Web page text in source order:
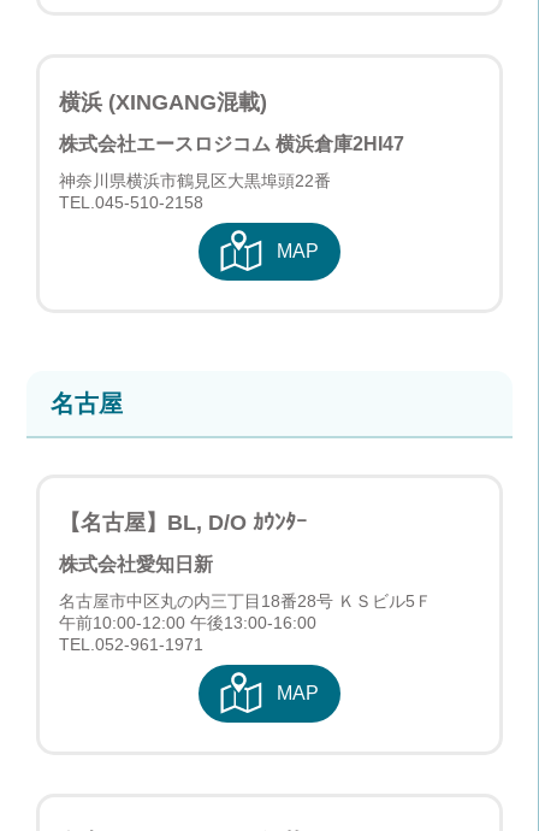
横浜 (XINGANG混載)
株式会社エースロジコム 横浜倉庫2HI47
神奈川県横浜市鶴見区大黒埠頭22番
TEL.045-510-2158
MAP
名古屋
【名古屋】BL, D/O ｶｳﾝﾀｰ
株式会社愛知日新
名古屋市中区丸の内三丁目18番28号 ＫＳビル5Ｆ
午前10:00-12:00 午後13:00-16:00
TEL.052-961-1971
MAP